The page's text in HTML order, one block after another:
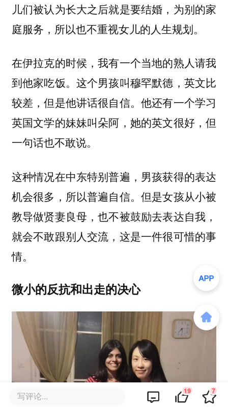
儿们被认为长大之后就是要结婚，为别的家
庭服务，所以也不重视女儿的人生规划。
在伊拉克的时候，我有一个当地的熟人请我
到他家吃饭。这个男孩叫穆罕默德，英文比
较差，但是他讲话很自信。他还有一个学习
英国文学的妹妹叫朵阿，她的英文很好，但
一句话也不敢说。
这种情况在中东特别普遍，男孩获得的表达
机会很多，所以普遍自信。但是女孩从小被
教导做贤妻良母，也不被鼓励去表达自我，
就会不敢跟别人交流，这是一件很可惜的事
情。
微小的反抗和出走的决心
写评论... 19 7